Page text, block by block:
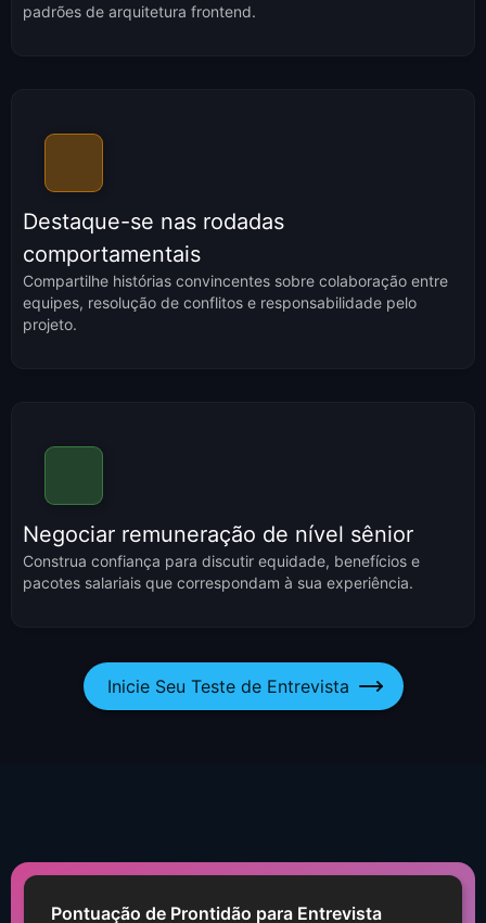
padrões de arquitetura frontend.
Destaque-se nas rodadas
comportamentais
Compartilhe histórias convincentes sobre colaboração entre
equipes, resolução de conflitos e responsabilidade pelo
projeto.
Negociar remuneração de nível sênior
Construa confiança para discutir equidade, benefícios e
pacotes salariais que correspondam à sua experiência.
Inicie Seu Teste de Entrevista
Pontuação de Prontidão para Entrevista